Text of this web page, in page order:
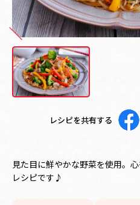
レシピを共有する
見た目に鮮やかな野菜を使用。
レシピです♪